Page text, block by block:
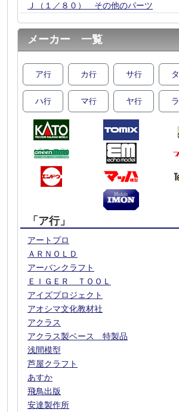
Ｊ（１／８０） その他のパーツ
メーカー 一覧
ア行 カ行 サ行 タ
ハ行 マ行 ヤ行 ラ
「ア行」
アートプロ
ＡＲＮＯＬＤ
アーバンクラフト
ＥＩＧＥＲ ＴＯＯＬ
アイズプロジェクト
アオシマ文化教材社
アクラス
アクラス製ベース 特製品
浅間模型
芦屋クラフト
あすか
飛鳥出版
安達製作所